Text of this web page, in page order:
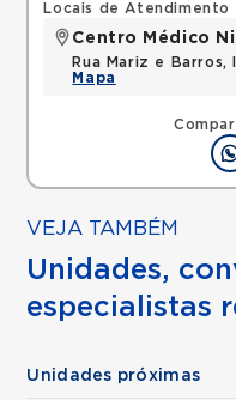
Locais de Atendimento
Centro Médico
Rua Mariz e Barros,
Mapa
VEJA TAMBÉM
Unidades,
especialistas
Unidades próximas